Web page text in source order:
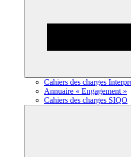
Cahiers des charges
Annuaire « Engagement »
Cahiers des charges SIQO